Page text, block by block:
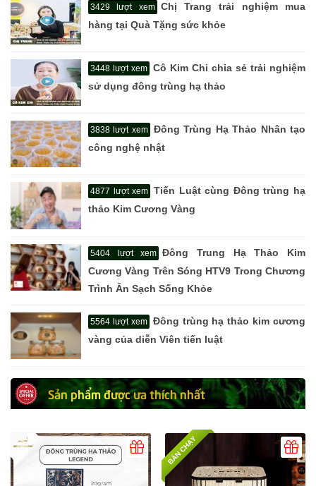
3429 lượt xem Chị Trang trải nghiệm mua
hàng tại Quà Tặng sức khỏe
3448 lượt xem Cô Kim Chi chia sẻ trải nghiệm
sử dụng đông trùng hạ thảo
3838 lượt xem Đông Trùng Hạ Thảo Nhân tạo
công nghệ nhật
4877 lượt xem Tiến Luật cùng Đông trùng hạ
thảo Kim Cương Vàng
5404 lượt xem Đông Trung Hạ Thảo Kim
Cương Vàng Trên Sóng HTV9 Trong Chương
Trình Ăn Sạch Sống Khỏe
5564 lượt xem Đông trùng hạ thảo kim cương
vàng của diễn Viên tiến luật
Sản phẩm được ưa thích nhất
BÁN CHẠY